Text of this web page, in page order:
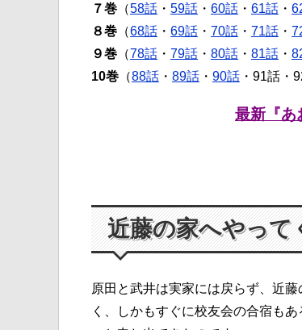
７巻 （58話 ・ 59話 ・ 60話 ・ 61話 ・
８巻 （68話 ・ 69話 ・ 70話 ・ 71話 ・
９巻 （78話 ・ 79話 ・ 80話 ・ 81話 ・
10巻 （88話 ・ 89話 ・ 90話 ・91話・
最新『あ
近藤の家へやって
原田と武井は実家には戻らず、近
く、しかもすぐに校友会の合宿も